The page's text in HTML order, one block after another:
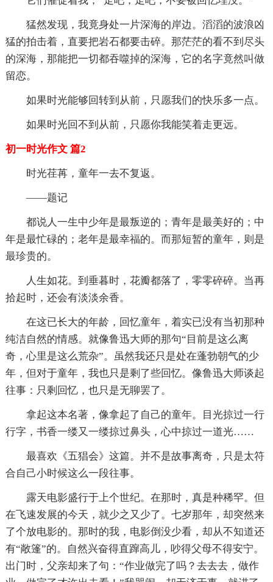
猛然发现，我竟身处一片深海的岸边。滔滔的波浪凶
猛的拍击着，直要把岩石都要击碎。那茫茫的看不到尽头
的深海，那能把一切都吞噬掉的深海，它的名字竟然叫做
留恋。
如果时光能够回转到从前，只愿我们的快乐多一点。
如果时光回不到从前，只愿你我能笑着走更远。
初一时光作文 篇2
时光荏苒，童年一去不复返。
——题记
都说人一生中少年是最叛逆的；青年是最美好的；中
年是最忙碌的；老年是最幸福的。而那短暂的童年，则是
最珍贵的。
人生如花。到垂暮时，花瓣都落了，零零碎碎。当再
拾起时，还会有淡淡余香。
在这已长大的年龄，回忆童年，着实已没有当初那种
纯洁自然的情感。就像鲁迅大师的那句“目前是这么离
奇，心里是这么荒杂”。虽然我还只是处在蓬勃朝气的少
年，但对于童年，我也只是剩了些回忆。像鲁迅大师谈起
往事：只剩回忆，也只是无聊罢了。
拿起这本名著，像拿起了自己的童年。目光掠过一行
行字，书香一缕又一缕掠过鼻头，心中掠过一道光……
最喜欢《五猖会》这篇。并不是故事离奇，只是太符
合自己小时候这么一段往事。
露天电影盛行于上个世纪。在那时，真是种稀罕。但
在飞速发展的今天，就少之又少了。七岁那年，却突然来
了个放电影的。那时的我，电影倒没少看，却从不知道还
有“敞篷”的。自然兴奋得直蹿高儿，吵得父母不得安宁。
出门时，父亲却来了句：“作业做完了吗？去去去，做作